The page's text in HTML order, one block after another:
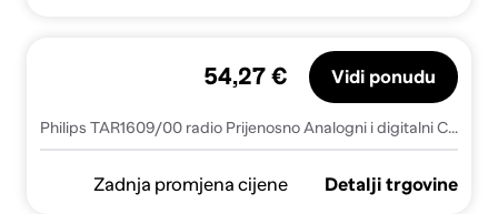
Philips TAR1609/00 radio Prijenosno Analogni i digitalni Crno
54,27 € Vidi ponudu
Zadnja promjena cijene Detalji trgovine